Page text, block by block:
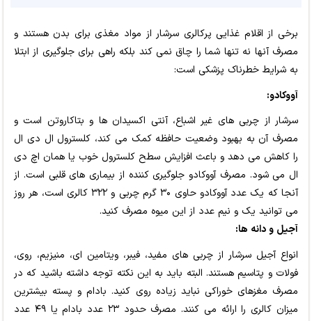
برخی از اقلام غذایی پرکالری سرشار از مواد مغذی برای بدن هستند و
مصرف آنها نه تنها شما را چاق نمی کند بلکه راهی برای جلوگیری از ابتلا
به شرایط خطرناک پزشکی است:
آووکادو:
سرشار از چربی های غیر اشباع، آنتی اکسیدان ها و بتاکاروتن است و
مصرف آن به بهبود وضعیت حافظه کمک می کند، کلسترول ال دی ال
را کاهش می دهد و باعث افزایش سطح کلسترول خوب یا همان اچ دی
ال می شود. مصرف آووکادو جلوگیری کننده از بیماری های قلبی است. از
آنجا که یک عدد آووکادو حاوی ۳۰ گرم چربی و ۳۲۲ کالری است، هر روز
می توانید یک و نیم عدد از این میوه مصرف کنید.
آجیل و دانه ها:
انواع آجیل سرشار از چربی های مفید، فیبر، ویتامین ای، منیزیم، روی،
فولات و پتاسیم هستند. البته باید به این نکته توجه داشته باشید که در
مصرف مغزهای خوراکی نباید زیاده روی کنید. بادام و پسته بیشترین
میزان کالری را ارائه می کنند. مصرف حدود ۲۳ عدد بادام یا ۴۹ عدد